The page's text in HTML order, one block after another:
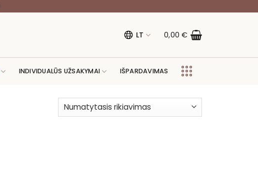
LT 0,00€
INDIVIDUALŪS UŽSAKYMAI IŠPARDAVIMAS